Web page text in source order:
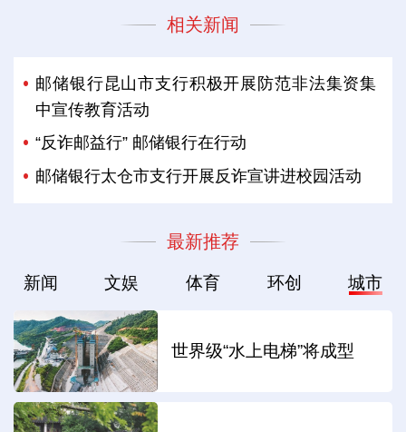
相关新闻
邮储银行昆山市支行积极开展防范非法集资集
中宣传教育活动
“反诈邮益行” 邮储银行在行动
邮储银行太仓市支行开展反诈宣讲进校园活动
最新推荐
新闻 文娱 体育 环创 城市
世界级“水上电梯”将成型